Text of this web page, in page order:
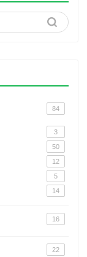
84
3
50
12
5
14
16
22